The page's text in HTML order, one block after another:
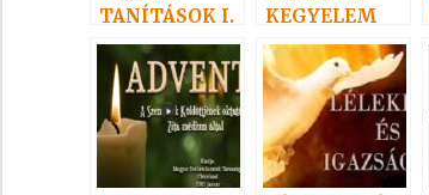
TANÍTÁSOK I.
KEGYELEM